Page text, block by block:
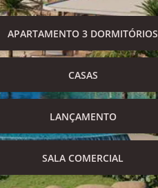
APARTAMENTO 3 DORMITÓRIOS
CASAS
LANÇAMENTO
SALA COMERCIAL